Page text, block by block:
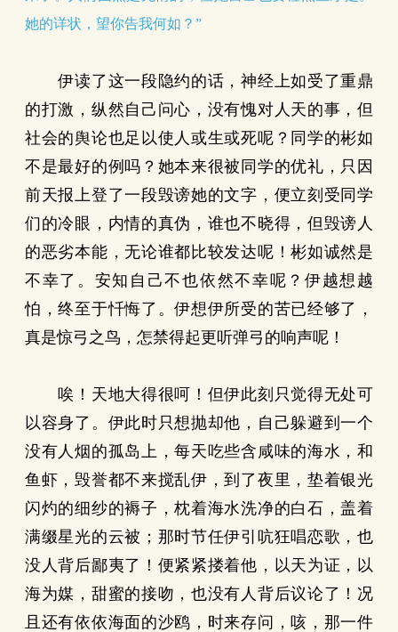
她的详状，望你告我何如？”
伊读了这一段隐约的话，神经上如受了重鼎
的打激，纵然自己问心，没有愧对人天的事，但
社会的舆论也足以使人或生或死呢？同学的彬如
不是最好的例吗？她本来很被同学的优礼，只因
前天报上登了一段毁谤她的文字，便立刻受同学
们的冷眼，内情的真伪，谁也不晓得，但毁谤人
的恶劣本能，无论谁都比较发达呢！彬如诚然是
不幸了。安知自己不也依然不幸呢？伊越想越
怕，终至于忏悔了。伊想伊所受的苦已经够了，
真是惊弓之鸟，怎禁得起更听弹弓的响声呢！
唉！天地大得很呵！但伊此刻只觉得无处可
以容身了。伊此时只想抛却他，自己躲避到一个
没有人烟的孤岛上，每天吃些含咸味的海水，和
鱼虾，毁誉都不来搅乱伊，到了夜里，垫着银光
闪灼的细纱的褥子，枕着海水洗净的白石，盖着
满缀星光的云被；那时节任伊引吭狂唱恋歌，也
没人背后鄙夷了！便紧紧搂着他，以天为证，以
海为媒，甜蜜的接吻，也没有人背后议论了！况
且还有依依海面的沙鸥，时来存问，咳，那一件